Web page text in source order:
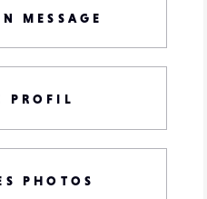
MESSAGE
PROFIL
PHOTOS